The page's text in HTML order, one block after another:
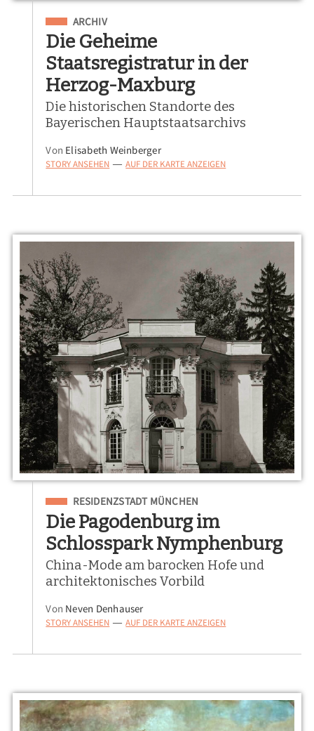
Eingeordnet unter
ARCHIV
Die Geheime
Staatsregistratur in der
Herzog-Maxburg
Die historischen Standorte des
Bayerischen Hauptstaatsarchivs
Von Elisabeth Weinberger
STORY ANSEHEN — AUF DER KARTE ANZEIGEN
Eingeordnet unter
RESIDENZSTADT MÜNCHEN
Die Pagodenburg im
Schlosspark Nymphenburg
China-Mode am barocken Hofe und
architektonisches Vorbild
Von Neven Denhauser
STORY ANSEHEN — AUF DER KARTE ANZEIGEN